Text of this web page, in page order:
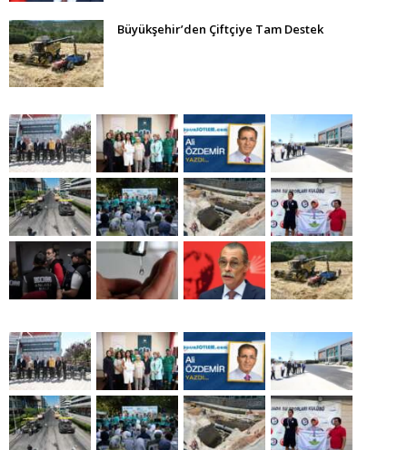
Büyükşehir’den Çiftçiye Tam Destek